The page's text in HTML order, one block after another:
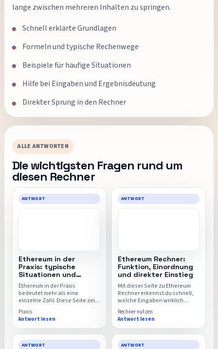
lange zwischen mehreren Inhalten zu springen.
Schnell erklärte Grundlagen
Formeln und typische Rechenwege
Beispiele für häufige Situationen
Hilfe bei Eingaben und Ergebnisdeutung
Direkter Sprung in den Rechner
ALLE ANTWORTEN
Die wichtigsten Fragen rund um
diesen Rechner
ANTWORT
Ethereum in der
Praxis: typische
Situationen und
direkter Rechner
Ethereum in der Praxis
bedeutet mehr als eine
einzelne Zahl. Diese Seite zeigt
typische Situationen, reale
Vergleichsfälle und worauf es
ankommt, wenn die
Berechnung in deinem Alltag
oder Marktumfeld belastbar
sein soll.
Praxis
Antwort lesen
ANTWORT
Ethereum Rechner:
Funktion, Einordnung
und direkter Einstieg
Mit dieser Seite zu Ethereum
Rechner erkennst du schnell,
welche Eingaben wirklich
wichtig sind, wie das Ergebnis
zu lesen ist und wann sich der
direkte Wechsel in den
Ethereum-Rechner lohnt.
Rechner nutzen
Antwort lesen
ANTWORT ANTWORT